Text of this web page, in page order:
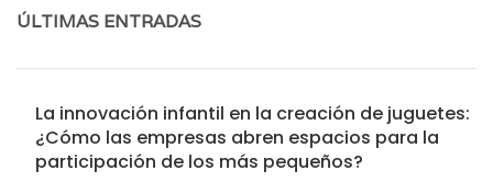
ÚLTIMAS ENTRADAS
La innovación infantil en la creación de juguetes:
¿Cómo las empresas abren espacios para la
participación de los más pequeños?